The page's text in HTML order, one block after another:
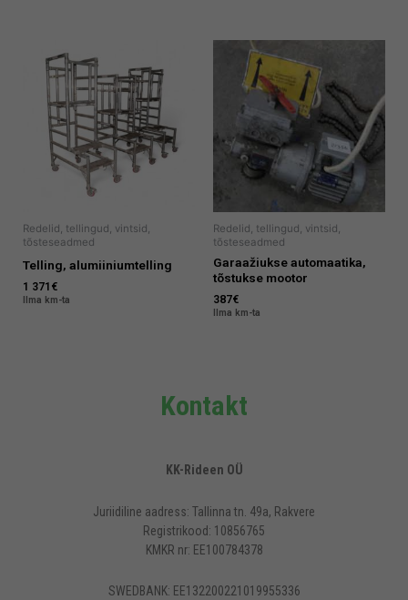
Redelid, tellingud, vintsid,
tõsteseadmed
Telling, alumiiniumtelling
1 371 €
Ilma km-ta
Redelid, tellingud, vintsid,
tõsteseadmed
Garaažiukse automaatika,
tõstukse mootor
387€
Ilma km-ta
Kontakt
KK-Rideen OÜ
Juriidiline aadress: Tallinna tn. 49a, Rakvere
Registrikood: 10856765
KMKR nr: EE100784378
SWEDBANK: EE132200221019955336